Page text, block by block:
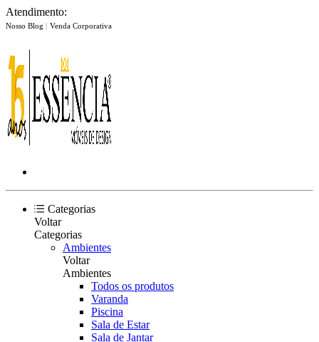
Atendimento:
Nosso Blog | Venda Corporativa
Categorias
Voltar
Categorias
Ambientes
Voltar
Ambientes
Todos os produtos
Varanda
Piscina
Sala de Estar
Sala de Jantar